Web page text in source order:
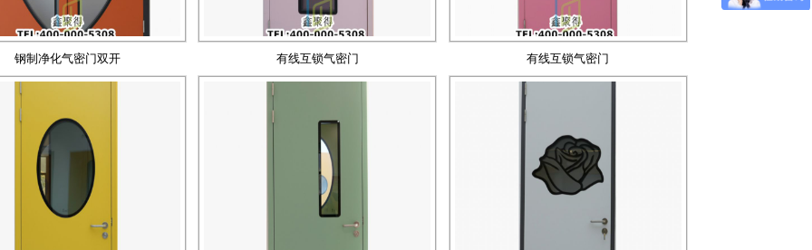
钢制净化气密门双开 有线互锁气密门 有线互锁气密门